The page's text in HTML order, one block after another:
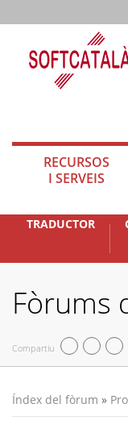
RECURSOS
I SERVEIS
TRADUCTOR
Fòrums
Compartiu
Índex del fòrum »